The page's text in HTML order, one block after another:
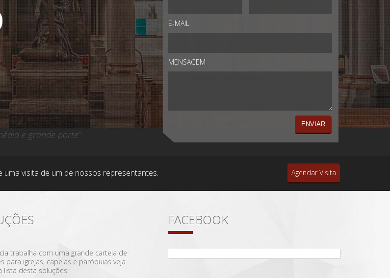
E-MAIL
MENSAGEM
e grande porte”
visita de um de nossos representantes. Agendar Visita
trabalha com uma grande cartela de
para igrejas, capelas e paróquias veja
lista desta soluções:
FACEBOOK